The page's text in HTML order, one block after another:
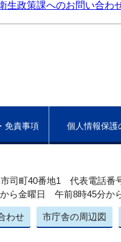
生政策課へのお問い合わ
免責事項 個人情報保護
司町40番地1 代表電話番
ら金曜日 午前8時45分か
わせ 市庁舎の周辺図